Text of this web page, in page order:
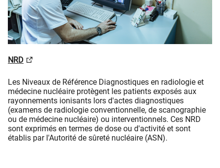
NRD
Les Niveaux de Référence Diagnostiques en radiologie et
médecine nucléaire protègent les patients exposés aux
rayonnements ionisants lors d'actes diagnostiques
(examens de radiologie conventionnelle, de scanographie
ou de médecine nucléaire) ou interventionnels. Ces NRD
sont exprimés en termes de dose ou d'activité et sont
établis par l'Autorité de sûreté nucléaire (ASN).